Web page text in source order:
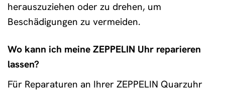
herauszuziehen oder zu drehen, um
Beschädigungen zu vermeiden.
Wo kann ich meine ZEPPELIN Uhr reparieren
lassen?
Für Reparaturen an Ihrer ZEPPELIN Quarzuhr